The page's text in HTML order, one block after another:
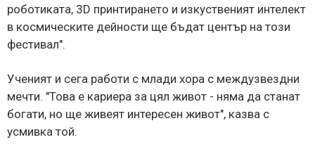
роботиката, 3D принтирането и изкуственият интелект
в космическите дейности ще бъдат център на този
фестивал".
Ученият и сега работи с млади хора с междузвездни
мечти. "Това е кариера за цял живот - няма да станат
богати, но ще живеят интересен живот", казва с
усмивка той.